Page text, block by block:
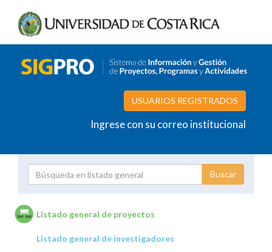
USUARIOS REGISTRADOS
Ingrese con su correo institucional
Unidades de investigación
Listado general de proyectos
Listado general de investigadores